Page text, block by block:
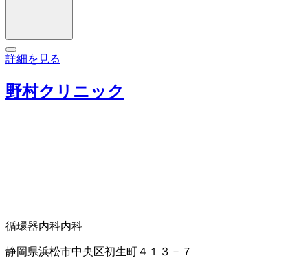
詳細を見る
野村クリニック
循環器内科内科
静岡県浜松市中央区初生町４１３－７